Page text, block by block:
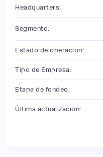
Headquarters:
Segmento:
Estado de operación:
Tipo de Empresa:
Etapa de fondeo:
Última actualización: